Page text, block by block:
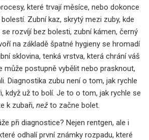
které trvají měsíce, nebo dokonce
Zubní kaz, skrytý mezi zuby, kde
se rozvíjí bez bolesti, zubní kámen, černý
na základě špatné hygieny se hromadí
sklovina, tenká vrstva, která chrání váš
může postupně vybělit nebo prasknout,
Diagnostika zubu není o tom, jak rychle
když už to bolí. Je to o tom, jak rychle se
k zubaři, než to začne bolet.
při diagnostice? Nejen rentgen, ale i
odhalí první známky rozpadu, které